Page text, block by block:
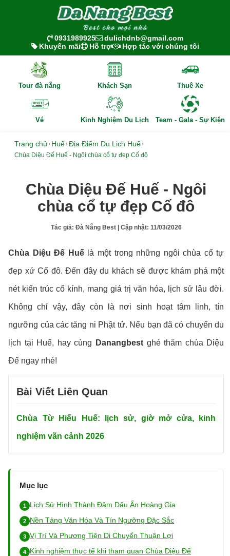
0931989925
dulichdnb@gmail.com
Khuyến mãi
Hỗ trợ Hợp tác với chúng tôi
Tour đà nẵng Khách Sạn Thuê Xe
Vé Kinh Nghiệm Du Lịch Team - Gala - Sự Kiện
Trang chủ › Huế›Địa Điểm Du Lịch Huế›
Chùa Diệu Đế Huế - Ngôi chùa cổ tự đẹp Cố đô
Chùa Diệu Đế Huế - Ngôi
chùa cổ tự đẹp Cố đô
Tác giả: Đà Nẵng Best| Cập nhật: 11/03/2026
Chùa Diệu Đế Huếlà một trong những ngôi chùa cổ tự
đẹp xứ Cố đô. Đến đây du khách sẽ được khám phá một
nét kiến trúc cổ kính, mang giá trị văn hóa, lịch sử lâu đời.
Không chỉ vậy, đây còn là nơi sinh hoạt tâm linh, tín
ngưỡng của các tăng ni Phật tử. Nếu bạn đã có chuyến du
lịch tại Huế, hay cùng Danangbest ghé thăm chùa Diệu
Đế ngay nhé!
Bài Viết Liên Quan
Chùa Từ Hiếu Huế: lịch sử, giờ mở cửa, kinh
nghiệm vãn cảnh 2026
Mục lục
Lịch Sử Hình Thành Đậm Dấu Ấn Hoàng Gia
Nền Tảng Văn Hóa Và Tín Ngưỡng Đặc Sắc
Vị Trí Và Phương Tiện Di Chuyển Thuận Lợi
Kinh nghiệm thực tế khi tham quan Chùa Diệu Đế